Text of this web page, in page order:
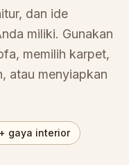
dan ide
miliki. Gunakan
memilih karpet,
atau menyiapkan
gaya interior